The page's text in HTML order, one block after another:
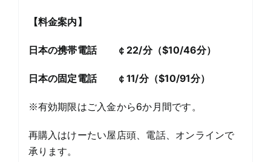
【料金案内 】
日本の携帯電話 ￠22/分（$10/46分）
日本の固定電話 ￠11/分（$10/91分）
※有効期限はご入金から6か月間です。
再購入はけーたい屋店頭、電話、オンラインで
承ります。